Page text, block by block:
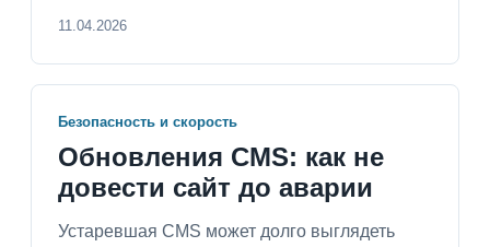
11.04.2026
Безопасность и скорость
Обновления CMS: как не
довести сайт до аварии
Устаревшая CMS может долго выглядеть